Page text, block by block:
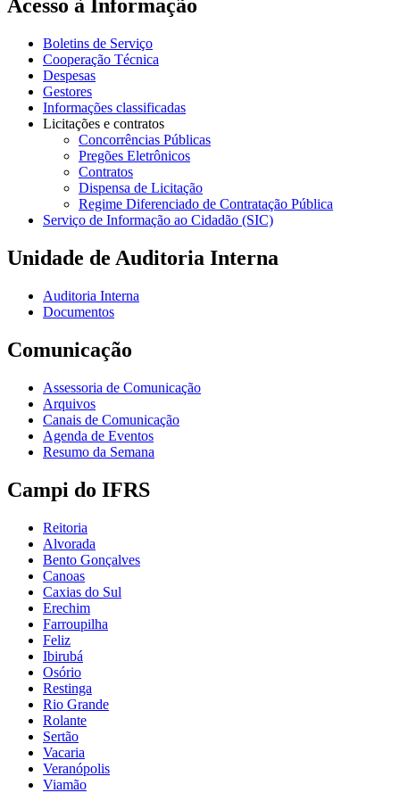
Acesso à Informação
Boletins de Serviço
Cooperação Técnica
Despesas
Gestores
Informações classificadas
Licitações e contratos
Concorrências Públicas
Pregões Eletrônicos
Contratos
Dispensa de Licitação
Regime Diferenciado de Contratação Pública
Serviço de Informação ao Cidadão (SIC)
Unidade de Auditoria Interna
Auditoria Interna
Documentos
Comunicação
Assessoria de Comunicação
Arquivos
Canais de Comunicação
Agenda de Eventos
Resumo da Semana
Campi do IFRS
Reitoria
Alvorada
Bento Gonçalves
Canoas
Caxias do Sul
Erechim
Farroupilha
Feliz
Ibirubá
Osório
Restinga
Rio Grande
Rolante
Sertão
Vacaria
Veranópolis
Viamão